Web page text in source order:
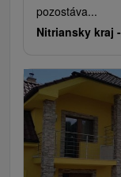
pozostáva...
Nitriansky kraj -